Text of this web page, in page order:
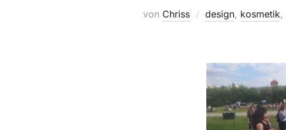
von Chriss design, kosmetik,